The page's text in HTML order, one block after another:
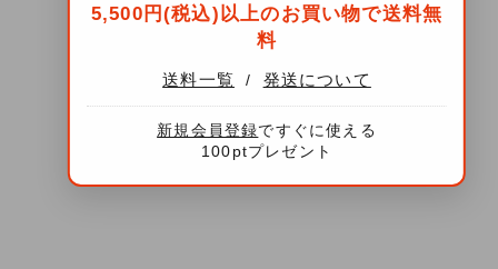
5,500円(税込)以上のお買い物で送料無
料
送料一覧 / 発送について
新規会員登録ですぐに使える
100ptプレゼント